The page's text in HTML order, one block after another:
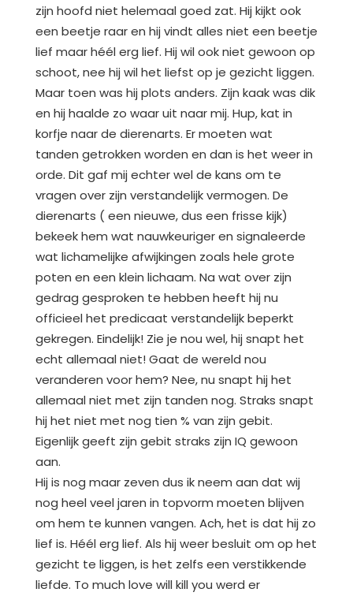
zijn hoofd niet helemaal goed zat. Hij kijkt ook
een beetje raar en hij vindt alles niet een beetje
lief maar héél erg lief. Hij wil ook niet gewoon op
schoot, nee hij wil het liefst op je gezicht liggen.
Maar toen was hij plots anders. Zijn kaak was dik
en hij haalde zo waar uit naar mij. Hup, kat in
korfje naar de dierenarts. Er moeten wat
tanden getrokken worden en dan is het weer in
orde. Dit gaf mij echter wel de kans om te
vragen over zijn verstandelijk vermogen. De
dierenarts ( een nieuwe, dus een frisse kijk)
bekeek hem wat nauwkeuriger en signaleerde
wat lichamelijke afwijkingen zoals hele grote
poten en een klein lichaam. Na wat over zijn
gedrag gesproken te hebben heeft hij nu
officieel het predicaat verstandelijk beperkt
gekregen. Eindelijk! Zie je nou wel, hij snapt het
echt allemaal niet! Gaat de wereld nou
veranderen voor hem? Nee, nu snapt hij het
allemaal niet met zijn tanden nog. Straks snapt
hij het niet met nog tien % van zijn gebit.
Eigenlijk geeft zijn gebit straks zijn IQ gewoon
aan.
Hij is nog maar zeven dus ik neem aan dat wij
nog heel veel jaren in topvorm moeten blijven
om hem te kunnen vangen. Ach, het is dat hij zo
lief is. Héél erg lief. Als hij weer besluit om op het
gezicht te liggen, is het zelfs een verstikkende
liefde. To much love will kill you werd er